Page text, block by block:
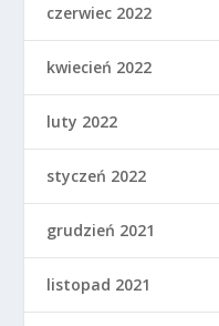
czerwiec 2022
kwiecień 2022
luty 2022
styczeń 2022
grudzień 2021
listopad 2021